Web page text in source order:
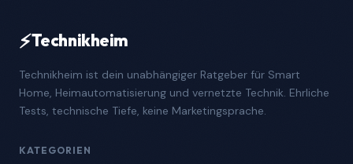
⚡Technikheim
Technikheim ist dein unabhängiger Ratgeber für Smart
Home, Heimautomatisierung und vernetzte Technik. Ehrliche
Tests, technische Tiefe, keine Marketingsprache.
KATEGORIEN